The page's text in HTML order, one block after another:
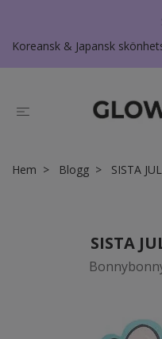
Koreansk & Japansk
Hem Blogg SISTA
SISTA